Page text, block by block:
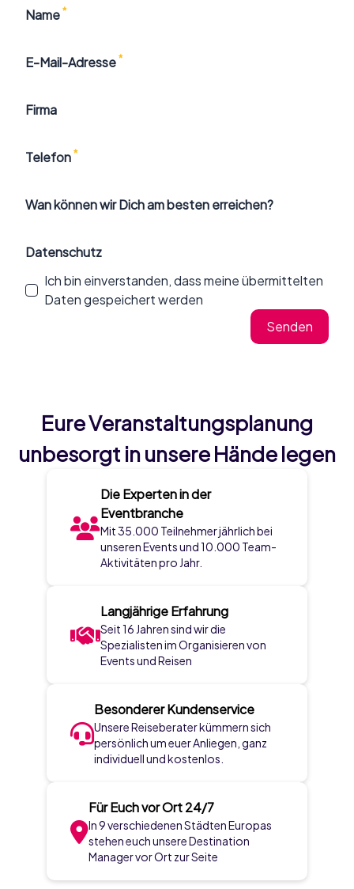
Name *
E-Mail-Adresse *
Firma
Telefon *
Wan können wir Dich am besten erreichen?
Datenschutz
Ich bin einverstanden, dass meine übermittelten
Daten gespeichert werden
Senden
Eure Veranstaltungsplanung
unbesorgt in unsere Hände legen
Die Experten in der
Eventbranche
Mit 35.000 Teilnehmer jährlich bei
unseren Events und 10.000 Team-
Aktivitäten pro Jahr.
Langjährige Erfahrung
Seit 16 Jahren sind wir die
Spezialisten im Organisieren von
Events und Reisen
Besonderer Kundenservice
Unsere Reiseberater kümmern sich
persönlich um euer Anliegen, ganz
individuell und kostenlos.
Für Euch vor Ort 24/7
In 9 verschiedenen Städten Europas
stehen euch unsere Destination
Manager vor Ort zur Seite